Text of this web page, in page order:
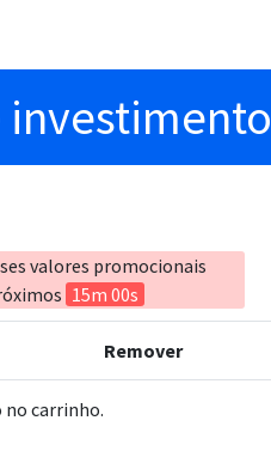
investimento
valores promocionais
15m 00s
Remover
carrinho.